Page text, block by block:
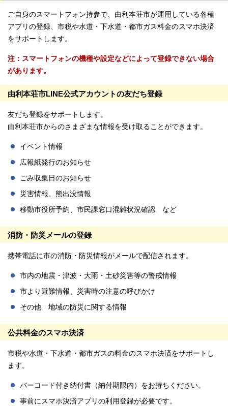
ご自身のスマートフォン持参で、由利本荘市が運用している各種
アプリの登録、市税や水道・下水道・都市ガス料金のスマホ決済
をサポートします。
注：スマートフォンの機種や設定などによって登録できない場合
があります。
由利本荘市LINE公式アカウントの友だち登録
友だち登録をサポートします。
由利本荘市からのさまざまな情報を受け取ることができます。
イベント情報
広報紙発行のお知らせ
ごみ収集日のお知らせ
災害情報、熊出没情報
移動市役所予約、市民課窓口混雑状況確認 など
消防・防災メールの登録
携帯電話に市の消防・防災情報がメールで配信されます。
市内の地震・津波・大雨・土砂災害等の警戒情報
市より避難情報、災害時の注意の呼びかけ
その他 地域の防災に関する情報
公共料金のスマホ決済
市税や水道・下水道・都市ガスの料金のスマホ決済をサポートし
ます。
バーコード付き納付書（納付期限内）をお持ちください。
事前にスマホ決済アプリの利用登録が必要です。